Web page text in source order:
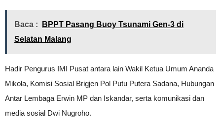
Baca :
BPPT Pasang Buoy Tsunami Gen-3 di
Selatan Malang
Hadir Pengurus IMI Pusat antara lain Wakil Ketua Umum Ananda
Mikola, Komisi Sosial Brigjen Pol Putu Putera Sadana, Hubungan
Antar Lembaga Erwin MP dan Iskandar, serta komunikasi dan
media sosial Dwi Nugroho.